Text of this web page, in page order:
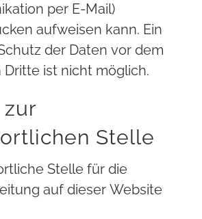
per E-Mail)
aufweisen kann. Ein
der Daten vor dem
ist nicht möglich.
Stelle
Stelle für die
auf dieser Website